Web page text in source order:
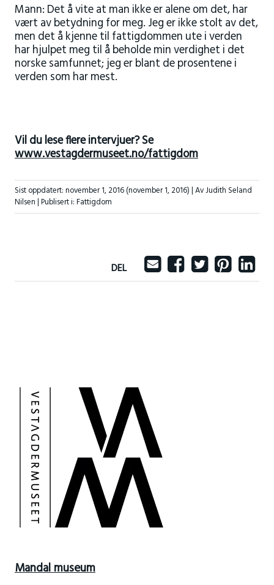
Mann: Det å vite at man ikke er alene om det, har
vært av betydning for meg. Jeg er ikke stolt av det,
men det å kjenne til fattigdommen ute i verden
har hjulpet meg til å beholde min verdighet i det
norske samfunnet; jeg er blant de prosentene i
verden som har mest.
Vil du lese flere intervjuer? Se
www.vestagdermuseet.no/fattigdom
Sist oppdatert:november 1, 2016(november 1, 2016)| Av Judith Seland
Nilsen |Publisert i:Fattigdom
DEL
Mandal museum